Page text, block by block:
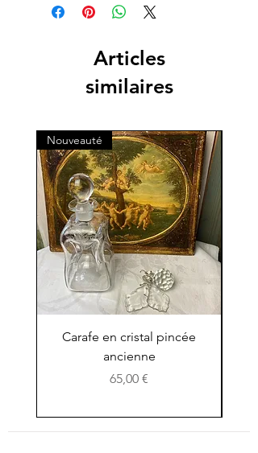
Articles
similaires
Nouveauté
Carafe en cristal pincée
ancienne
Prix
65,00 €